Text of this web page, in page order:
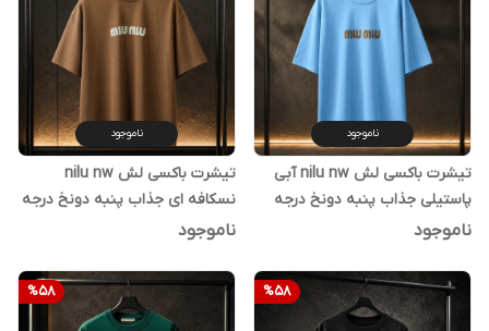
ناموجود
تیشرت باکسی لش nilu nw آبی
پاستیلی جذاب پنبه دونخ درجه
یک | اورجینال دیلم
ناموجود
ناموجود
تیشرت باکسی لش nilu nw
نسکافه ای جذاب پنبه دونخ درجه
یک | اورجینال دیلم
ناموجود
%58
%58